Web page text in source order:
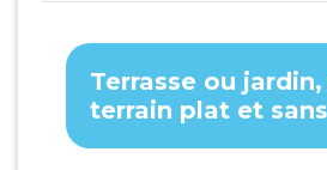
Terrasse ou jardin,
terrain plat et